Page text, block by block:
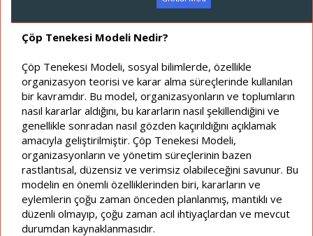
t
r
i
Çöp Tenekesi Modeli Nedir?
Çöp Tenekesi Modeli, sosyal bilimlerde, özellikle
organizasyon teorisi ve karar alma süreçlerinde kullanılan
bir kavramdır. Bu model, organizasyonların ve toplumların
nasıl kararlar aldığını, bu kararların nasıl şekillendiğini ve
genellikle sonradan nasıl gözden kaçırıldığını açıklamak
amacıyla geliştirilmiştir. Çöp Tenekesi Modeli,
organizasyonların ve yönetim süreçlerinin bazen
rastlantısal, düzensiz ve verimsiz olabileceğini savunur. Bu
modelin en önemli özelliklerinden biri, kararların ve
eylemlerin çoğu zaman önceden planlanmış, mantıklı ve
düzenli olmayıp, çoğu zaman acil ihtiyaçlardan ve mevcut
durumdan kaynaklanmasıdır.